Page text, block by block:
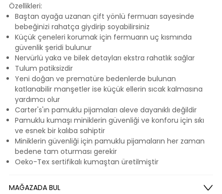
Özellikleri:
Baştan ayağa uzanan çift yönlü fermuarı sayesinde
bebeğinizi rahatça giydirip soyabilirsiniz
Küçük çeneleri korumak için fermuarın uç kısmında
güvenlik şeridi bulunur
Nervürlü yaka ve bilek detayları ekstra rahatlık sağlar
Tulum patiksizdir
Yeni doğan ve prematüre bedenlerde bulunan
katlanabilir manşetler ise küçük ellerin sıcak kalmasına
yardımcı olur
Carter's'ın pamuklu pijamaları aleve dayanıklı değildir
Pamuklu kumaşı miniklerin güvenliği ve konforu için sıkı
ve esnek bir kalıba sahiptir
Miniklerin güvenliği için pamuklu pijamaların her zaman
bedene tam oturması gerekir
Oeko-Tex sertifikalı kumaştan üretilmiştir
MAĞAZADA BUL